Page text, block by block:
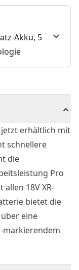
Akku, 5
erhältlich mit
schnellere
die
Pro
18V XR-
bietet die
eine
markierendem